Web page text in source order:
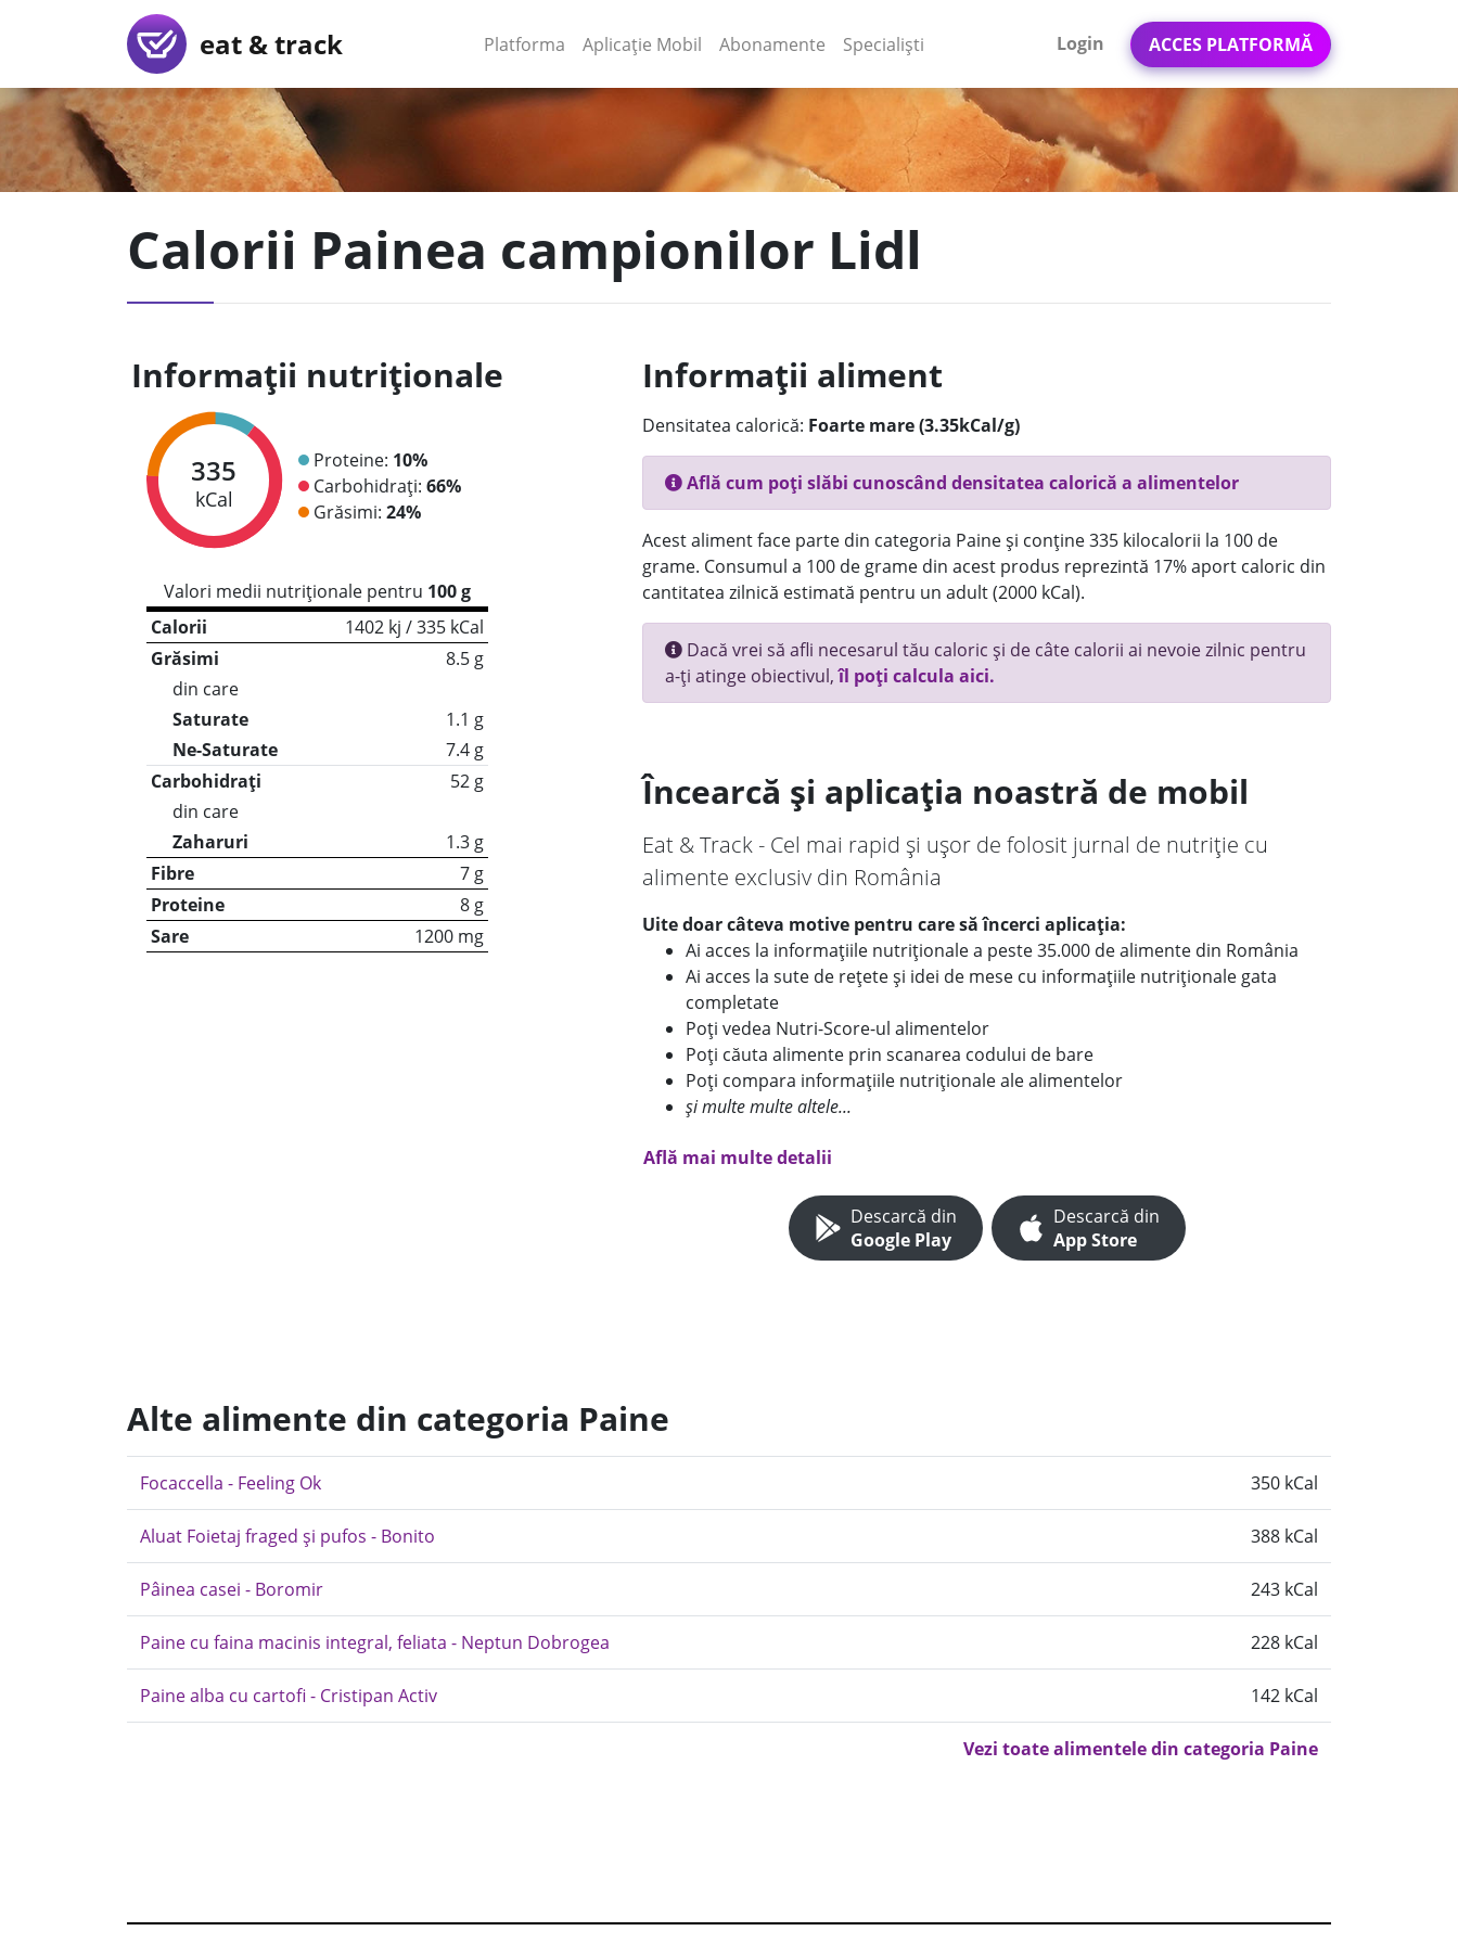
eat & track Platforma (current)
Aplicație Mobil (current)
Abonamente Specialiști Login ACCES PLATFORMĂ
Calorii Painea campionilor Lidl
Informații nutriționale
335
kCal
Proteine: 10%
Carbohidrați: 66%
Grăsimi: 24%
Valori medii nutriționale pentru 100 g
Calorii
1402 kj / 335 kCal
Grăsimi
8.5 g
din care
Saturate
1.1 g
Ne-Saturate
7.4 g
Carbohidrați
52 g
din care
Zaharuri
1.3 g
Fibre
7 g
Proteine
8 g
Sare
1200 mg
Informații aliment
Densitatea calorică: Foarte mare (3.35kCal/g)
Află cum poți slăbi cunoscând densitatea calorică a alimentelor
Acest aliment face parte din categoria Paine și conține 335 kilocalorii la 100 de
grame. Consumul a 100 de grame din acest produs reprezintă 17% aport caloric din
cantitatea zilnică estimată pentru un adult (2000 kCal).
Dacă vrei să afli necesarul tău caloric și de câte calorii ai nevoie zilnic pentru
a-ți atinge obiectivul,îl poți calcula aici.
Încearcă și aplicația noastră de mobil
Eat & Track - Cel mai rapid și ușor de folosit jurnal de nutriție cu
alimente exclusiv din România
Uite doar câteva motive pentru care să încerci aplicația:
Ai acces la informațiile nutriționale a peste 35.000 de alimente din România
Ai acces la sute de rețete și idei de mese cu informațiile nutriționale gata
completate
Poți vedea Nutri-Score-ul alimentelor
Poți căuta alimente prin scanarea codului de bare
Poți compara informațiile nutriționale ale alimentelor
și multe multe altele...
Află mai multe detalii
Descarcă din
Google Play
Descarcă din
App Store
Alte alimente din categoria Paine
Focaccella - Feeling Ok 350 kCal
Aluat Foietaj fraged și pufos - Bonito 388 kCal
Pâinea casei - Boromir 243 kCal
Paine cu faina macinis integral, feliata - Neptun Dobrogea 228 kCal
Paine alba cu cartofi - Cristipan Activ 142 kCal
Vezi toate alimentele din categoria Paine